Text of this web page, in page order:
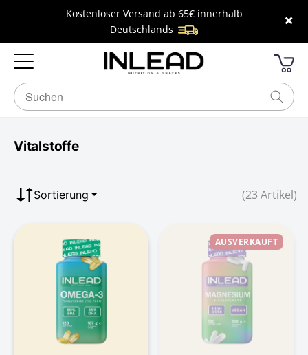
Kostenloser Versand ab 65€ innerhalb
Deutschlands
×
Vitalstoffe
Sortierung (23 Artikel)
AUSVERKAUFT